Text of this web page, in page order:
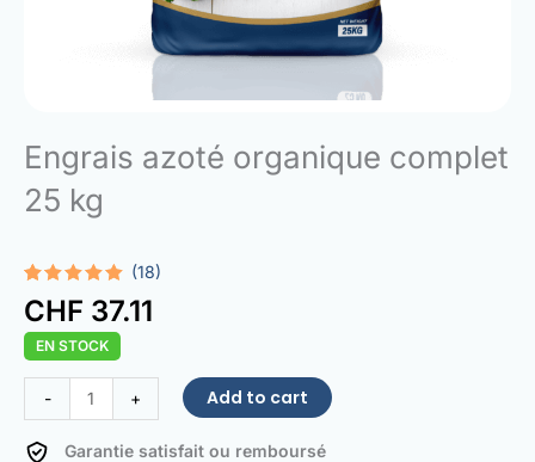
Engrais azoté organique complet
25 kg
Rated5.00
out of 5
based on
18
customer
ratings
(18)
CHF 37.11
EN STOCK
-
Complete
Organic
Nitrogen
+ Add to cart
Garantie satisfait ou remboursé